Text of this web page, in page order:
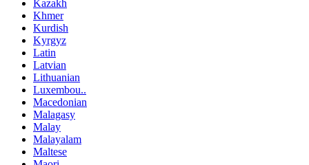
Kazakh
Khmer
Kurdish
Kyrgyz
Latin
Latvian
Lithuanian
Luxembou..
Macedonian
Malagasy
Malay
Malayalam
Maltese